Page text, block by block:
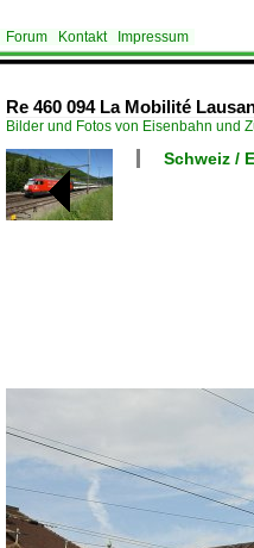
Forum Kontakt Impressum
Re 460 094 La Mobilité
Bilder und Fotos von Eisenbahn und
Schweiz /